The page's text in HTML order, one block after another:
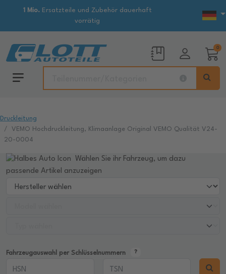
1 Mio.Ersatzteile und Zubehör dauerhaft
vorrätig
0
Druckleitung
VEMO Hochdruckleitung, Klimaanlage Original VEMO Qualität V24-
20-0004
Wählen Sie ihr Fahrzeug, um dazu
passende Artikel anzuzeigen
Fahrzeugauswahl per Schlüsselnummern